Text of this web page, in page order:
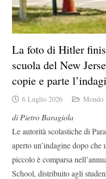
La foto di Hitler
scuola del New
copie e parte
6 Luglio 2026 Mondo
di Pietro Baragiola
Le autorità scolastiche di
aperto un’indagine dopo
piccolo è comparsa
School, distribuito agli